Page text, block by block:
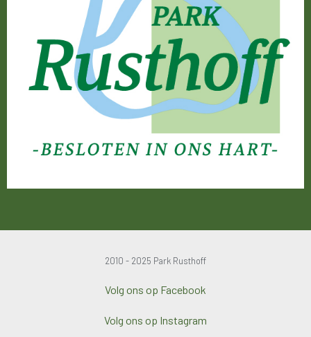
2010 - 2025 Park Rusthoff
Volg ons op Facebook
Volg ons op Instagram